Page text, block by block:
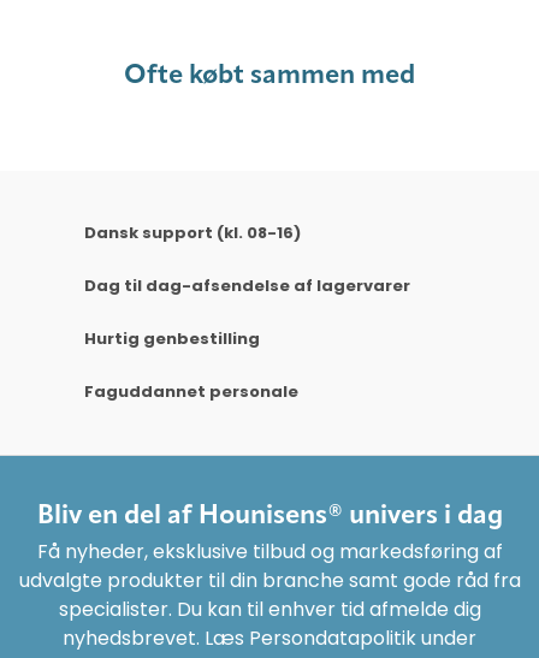
Ofte købt sammen med
Dansk support (kl. 08-16)
Dag til dag-afsendelse af lagervarer
Hurtig genbestilling
Faguddannet personale
Bliv en del af Hounisens® univers i dag
Få nyheder, eksklusive tilbud og markedsføring af
udvalgte produkter til din branche samt gode råd fra
specialister. Du kan til enhver tid afmelde dig
nyhedsbrevet. Læs Persondatapolitik under